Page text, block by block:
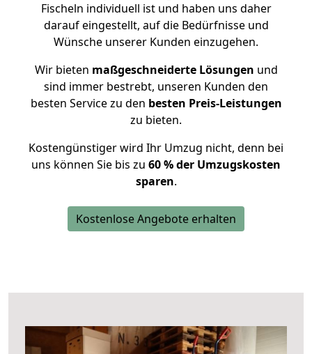
Fischeln individuell ist und haben uns daher
darauf eingestellt, auf die Bedürfnisse und
Wünsche unserer Kunden einzugehen.
Wir bieten maßgeschneiderte Lösungen und
sind immer bestrebt, unseren Kunden den
besten Service zu den besten Preis-Leistungen
zu bieten.
Kostengünstiger wird Ihr Umzug nicht, denn bei
uns können Sie bis zu 60 % der Umzugskosten
sparen.
Kostenlose Angebote erhalten